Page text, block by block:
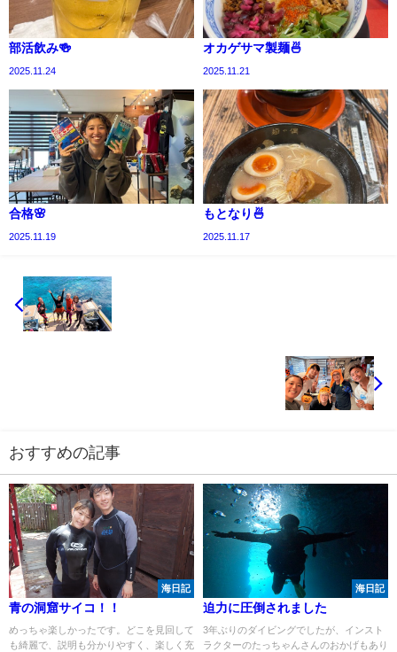
部活飲み🍻
2025.11.24
オカゲサマ製麺🍜
2025.11.21
合格🌸
2025.11.19
もとなり🍜
2025.11.17
おすすめの記事
海日記
青の洞窟サイコ！！
めっちゃ楽しかったです。どこを見回して
も綺麗で、説明も分かりやすく、楽しく充
海日記
迫力に圧倒されました
3年ぶりのダイビングでしたが、インスト
ラクターのたっちゃんさんのおかげもあり